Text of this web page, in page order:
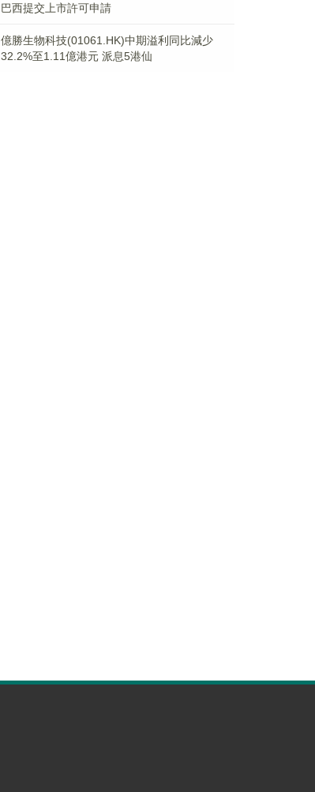
巴西提交上市許可申請
億勝生物科技(01061.HK)中期溢利同比減少
32.2%至1.11億港元 派息5港仙